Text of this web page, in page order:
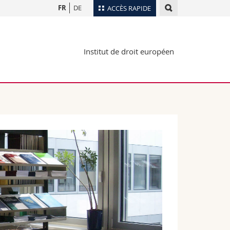
ACCÈS RAPIDE
Plan d'accès
Webmail
FR DE
Institut de droit européen